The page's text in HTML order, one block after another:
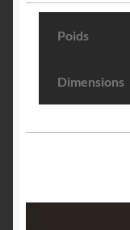
Poids
Dimensions